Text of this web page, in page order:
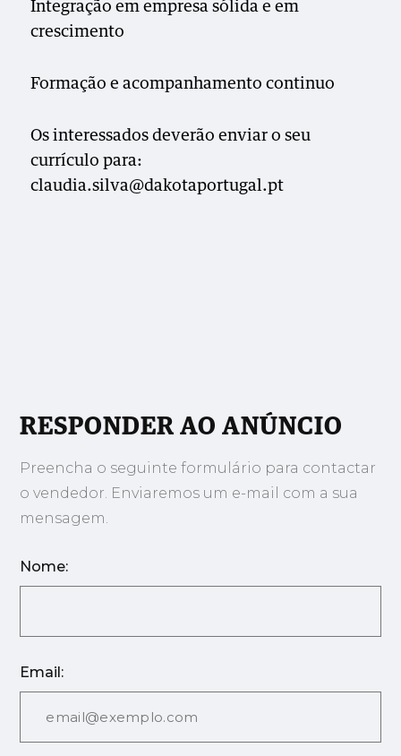
Integração em empresa sólida e em
crescimento
Formação e acompanhamento continuo
Os interessados deverão enviar o seu
currículo para:
claudia.silva@dakotaportugal.pt
RESPONDER AO ANÚNCIO
Preencha o seguinte formulário para contactar
o vendedor. Enviaremos um e-mail com a sua
mensagem.
Nome:
Email: